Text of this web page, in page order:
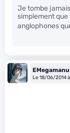
Je tombe
simplement
anglophones
EMegamanu
Le 18/06/2014